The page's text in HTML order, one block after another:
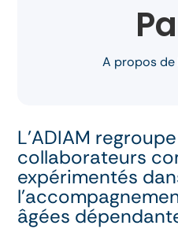
A propos de
L’ADIAM
collaborateurs
expérimentés
âgées